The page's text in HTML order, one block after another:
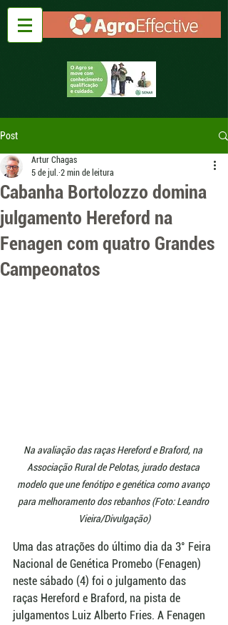
Post
Cabanha Bortolozzo domina
julgamento Hereford na
Fenagen com quatro Grandes
Campeonatos
Artur Chagas
5 de jul. 2 min de leitura
Na avaliação das raças Hereford e Braford, na
Associação Rural de Pelotas, jurado destaca
modelo que une fenótipo e genética como avanço
para melhoramento dos rebanhos (Foto: Leandro
Vieira/Divulgação)
Uma das atrações do último dia da 3° Feira
Nacional de Genética Promebo (Fenagen)
neste sábado (4) foi o julgamento das
raças Hereford e Braford, na pista de
julgamentos Luiz Alberto Fries. A Fenagen